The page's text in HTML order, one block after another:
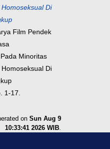
Di
Film Pendek
Minoritas
Di
1-17.
on Sun Aug 9
10:33:41 2026 WIB.